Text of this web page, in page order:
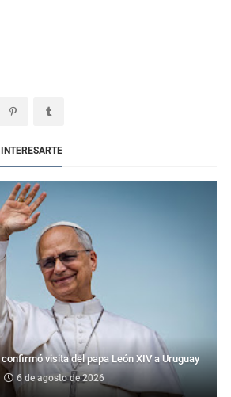
visita del papa León XIV a Uruguay
6 de agosto de 2026